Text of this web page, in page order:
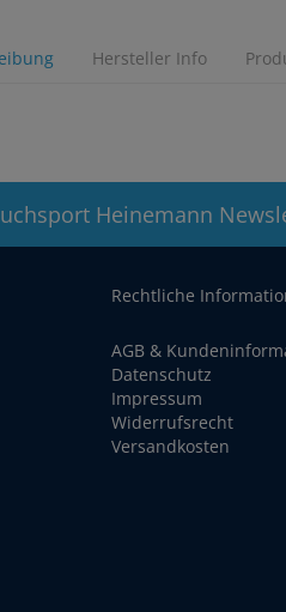
Hersteller Info
Heinemann
Rechtliche
AGB &
Datenschutz
Impressum
Widerrufsrecht
Versandkosten